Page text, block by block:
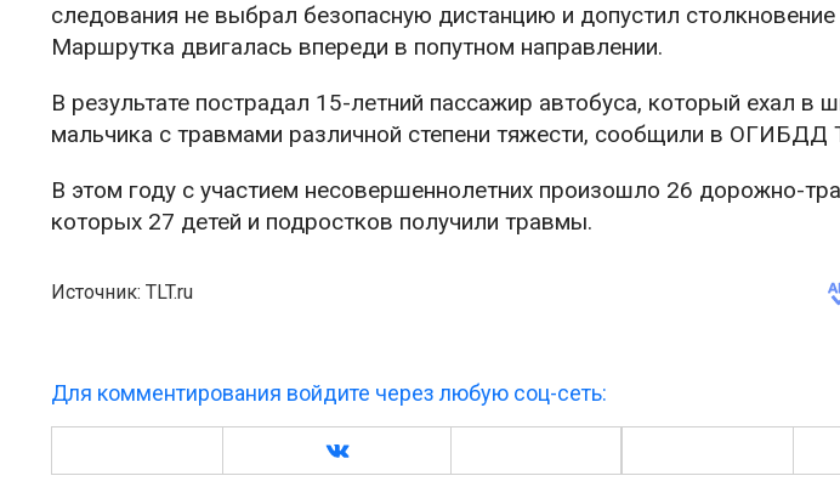
следования не выбрал безопасную дистанцию и допустил
Маршрутка двигалась впереди в попутном направлении.
В результате пострадал 15-летний пассажир автобуса, который ехал в
мальчика с травмами различной степени тяжести, сообщили в ОГИБДД
В этом году с участием несовершеннолетних произошло 26 дорожно-
которых 27 детей и подростков получили травмы.
Источник: TLT.ru
Для комментирования войдите через любую соц-сеть: